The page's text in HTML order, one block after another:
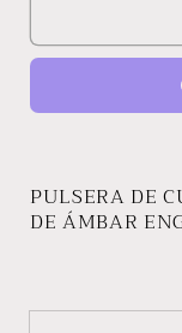
TIBET
PULSERA DE
DE ÁMBAR